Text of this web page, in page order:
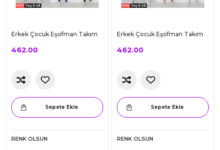
Erkek Çocuk Eşofman Takım
462.00
Sepete Ekle
RENK OLSUN
Erkek Çocuk Eşofman Takım
462.00
Sepete Ekle
RENK OLSUN